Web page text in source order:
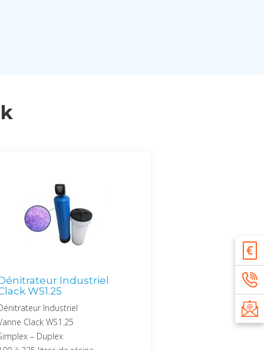
Industriel
WS1.25
Industriel
Clack WS1.25
– Duplex